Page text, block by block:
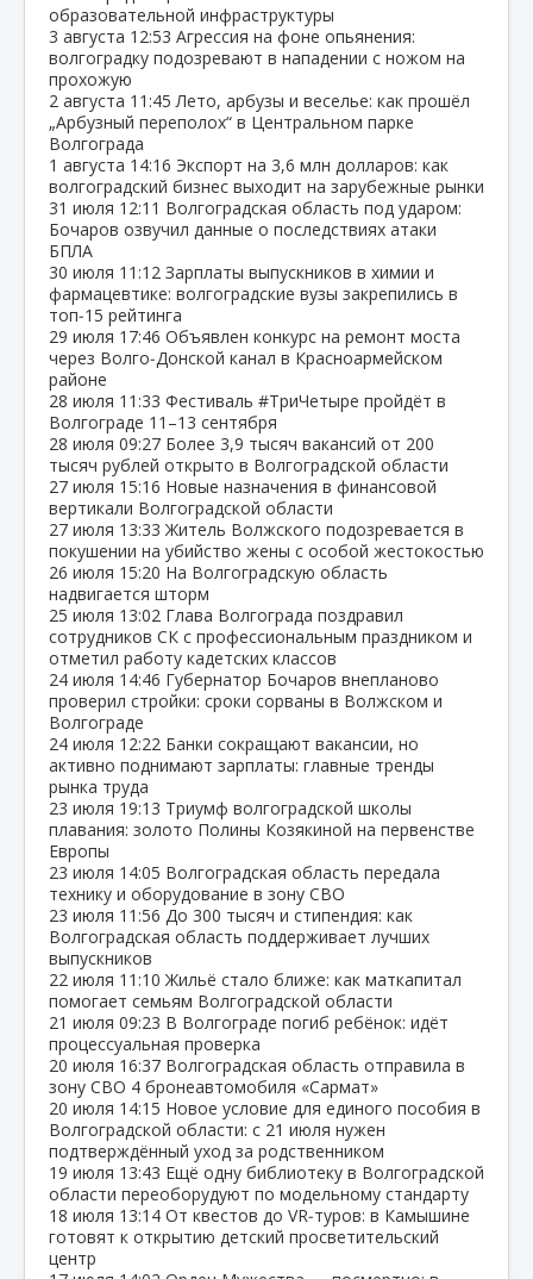
образовательной инфраструктуры
3 августа 12:53 Агрессия на фоне опьянения:
волгоградку подозревают в нападении с ножом на
прохожую
2 августа 11:45Лето, арбузы и веселье: как прошёл
„Арбузный переполох“ в Центральном парке
Волгограда
1 августа 14:16 Экспорт на 3,6 млн долларов: как
волгоградский бизнес выходит на зарубежные рынки
31 июля 12:11 Волгоградская область под ударом:
Бочаров озвучил данные о последствиях атаки
БПЛА
30 июля 11:12 Зарплаты выпускников в химии и
фармацевтике: волгоградские вузы закрепились в
топ‑15 рейтинга
29 июля 17:46 Объявлен конкурс на ремонт моста
через Волго‑Донской канал в Красноармейском
районе
28 июля 11:33 Фестиваль #ТриЧетыре пройдёт в
Волгограде 11–13 сентября
28 июля 09:27 Более 3,9 тысяч вакансий от 200
тысяч рублей открыто в Волгоградской области
27 июля 15:16 Новые назначения в финансовой
вертикали Волгоградской области
27 июля 13:33Житель Волжского подозревается в
покушении на убийство жены с особой жестокостью
26 июля 15:20 На Волгоградскую область
надвигается шторм
25 июля 13:02 Глава Волгограда поздравил
сотрудников СК с профессиональным праздником и
отметил работу кадетских классов
24 июля 14:46 Губернатор Бочаров внепланово
проверил стройки: сроки сорваны в Волжском и
Волгограде
24 июля 12:22 Банки сокращают вакансии, но
активно поднимают зарплаты: главные тренды
рынка труда
23 июля 19:13 Триумф волгоградской школы
плавания: золото Полины Козякиной на первенстве
Европы
23 июля 14:05 Волгоградская область передала
технику и оборудование в зону СВО
23 июля 11:56 До 300 тысяч и стипендия: как
Волгоградская область поддерживает лучших
выпускников
22 июля 11:10Жильё стало ближе: как маткапитал
помогает семьям Волгоградской области
21 июля 09:23 В Волгограде погиб ребёнок: идёт
процессуальная проверка
20 июля 16:37 Волгоградская область отправила в
зону СВО 4 бронеавтомобиля «Сармат»
20 июля 14:15 Новое условие для единого пособия в
Волгоградской области: с 21 июля нужен
подтверждённый уход за родственником
19 июля 13:43 Ещё одну библиотеку в Волгоградской
области переоборудуют по модельному стандарту
18 июля 13:14 От квестов до VR‑туров: в Камышине
готовят к открытию детский просветительский
центр